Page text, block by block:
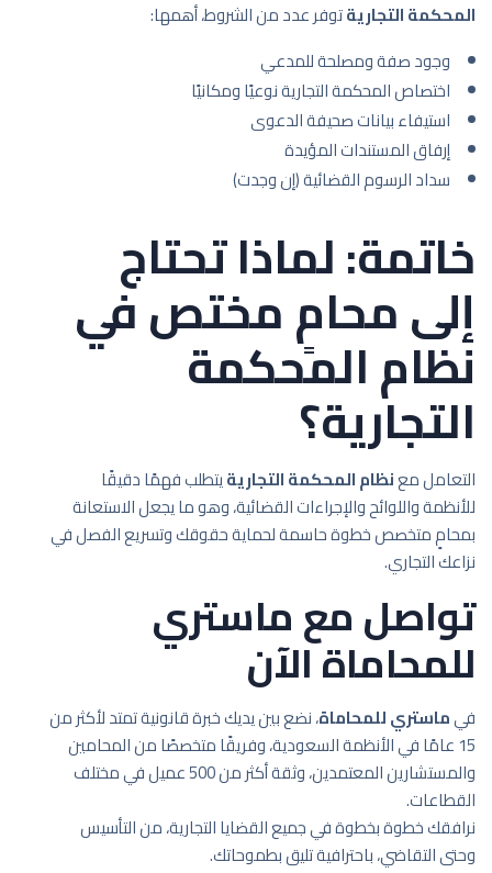
المحكمة التجاريةتوفر عدد من الشروط، أهمها:
وجود صفة ومصلحة للمدعي
اختصاص المحكمة التجارية نوعيًا ومكانيًا
استيفاء بيانات صحيفة الدعوى
إرفاق المستندات المؤيدة
سداد الرسوم القضائية (إن وجدت)
خاتمة: لماذا تحتاج
إلى محامٍ مختص في
نظام المحكمة
التجارية؟
التعامل معنظام المحكمة التجاريةيتطلب فهمًا دقيقًا
للأنظمة واللوائح والإجراءات القضائية، وهو ما يجعل الاستعانة
بمحامٍ متخصص خطوة حاسمة لحماية حقوقك وتسريع الفصل في
نزاعك التجاري.
تواصل مع ماستري
للمحاماة الآن
فيماستري للمحاماة، نضع بين يديك خبرة قانونية تمتد لأكثر من
15 عامًا في الأنظمة السعودية، وفريقًا متخصصًا من المحامين
والمستشارين المعتمدين، وثقة أكثر من 500 عميل في مختلف
القطاعات.
نرافقك خطوة بخطوة في جميع القضايا التجارية، من التأسيس
وحتى التقاضي، باحترافية تليق بطموحاتك.